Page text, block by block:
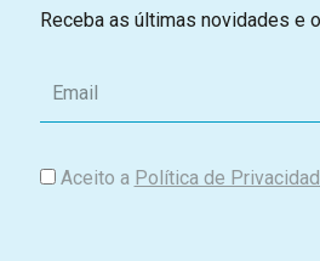
Receba as últimas novidades e
m
i
Aceito a Política de